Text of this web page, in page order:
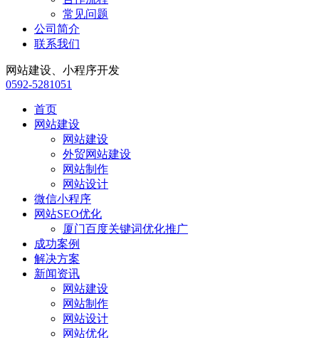
常见问题
公司简介
联系我们
网站建设、小程序开发
0592-5281051
首页
网站建设
网站建设
外贸网站建设
网站制作
网站设计
微信小程序
网站SEO优化
厦门百度关键词优化推广
成功案例
解决方案
新闻资讯
网站建设
网站制作
网站设计
网站优化